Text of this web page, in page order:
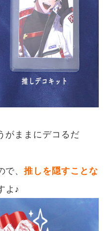
がままにデコるだ
で、推しを隠すことな
よ♪